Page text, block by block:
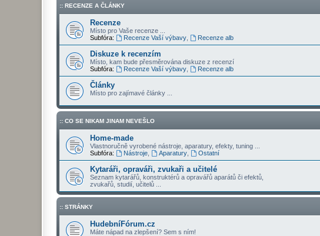
:: RECENZE A ČLÁNKY
Recenze
Místo pro Vaše recenze ...
Subfóra:
Recenze Vaší výbavy, Recenze alb
Diskuze k recenzím
Místo, kam bude přesměrována diskuze z recenzí
Subfóra:
Recenze Vaší výbavy, Recenze alb
Články
Místo pro zajímavé články ...
:: CO SE NIKAM JINAM NEVEŠLO
Home-made
Vlastnoručně vyrobené nástroje, aparatury, efekty, tuning ...
Subfóra:
Nástroje, Aparatury, Ostatní
Kytaráři, opraváři, zvukaři a učitelé
Seznam kytarářů, konstruktérů a opravářů aparátů či efektů,
zvukařů, studií, učitelů ...
:: STRÁNKY
HudebníFórum.cz
Máte nápad na zlepšení? Sem s ním!